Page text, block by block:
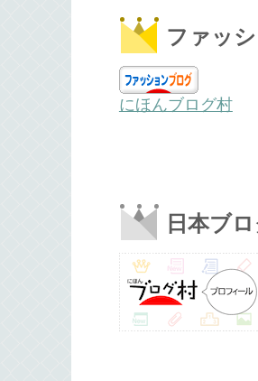
ファッ
にほんブログ村
日本ブ